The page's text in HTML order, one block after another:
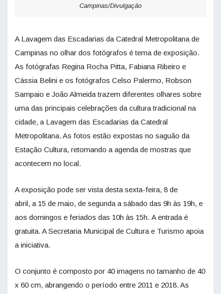
Campinas/Divulgação
A Lavagem das Escadarias da Catedral Metropolitana de
Campinas no olhar dos fotógrafos é tema de exposição.
As fotógrafas Regina Rocha Pitta, Fabiana Ribeiro e
Cássia Belini e os fotógrafos Celso Palermo, Robson
Sampaio e João Almeida trazem diferentes olhares sobre
uma das principais celebrações da cultura tradicional na
cidade, a Lavagem das Escadarias da Catedral
Metropolitana. As fotos estão expostas no saguão da
Estação Cultura, retomando a agenda de mostras que
acontecem no local.
A exposição pode ser vista desta sexta-feira, 8 de
abril, a 15 de maio, de segunda a sábado das 9h às 19h, e
aos domingos e feriados das 10h às 15h. A entrada é
gratuita. A Secretaria Municipal de Cultura e Turismo apoia
a iniciativa.
O conjunto é composto por 40 imagens no tamanho de 40
x 60 cm, abrangendo o período entre 2011 e 2018. As